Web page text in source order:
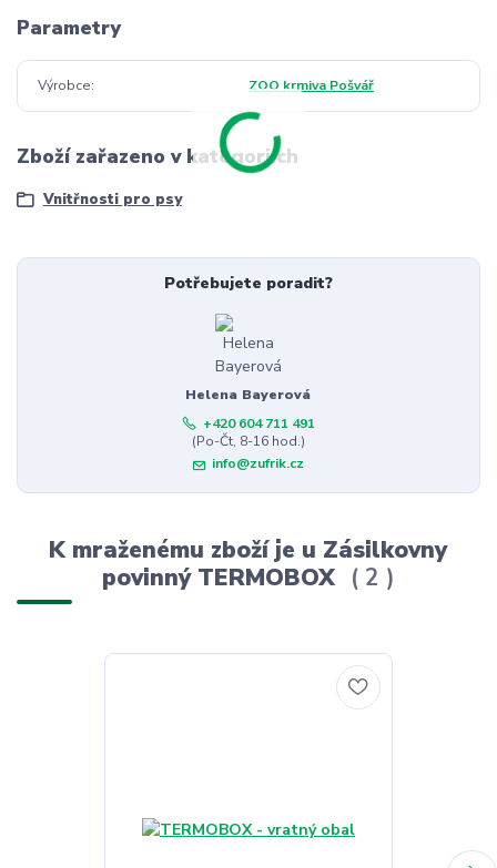
Parametry
Výrobce ZOO krmiva Pošvář
Zboží zařazeno v kategoriích
Vnitřnosti pro psy
Potřebujete poradit?
Helena Bayerová
+420 604 711 491
(Po-Čt, 8-16 hod.)
info@zufrik.cz
K mraženému zboží je u Zásilkovny
povinný TERMOBOX
2